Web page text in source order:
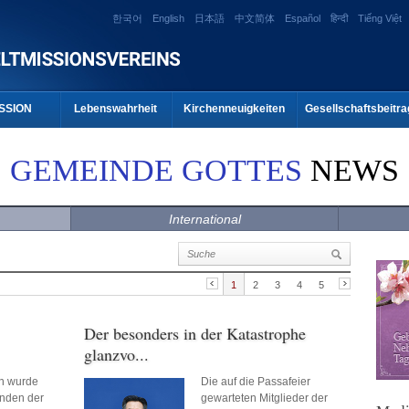
한국어 English 日本語 中文简体 Español हिन्दी Tiếng Việt
Lebenswahrheit Kirchenneuigkeiten
GEMEINDE GOTTES NEWS
International
1 2 3 4 5
wurde
der
Der besonders in der Katastrophe
glanzvo...
Die auf die Passafeier
gewarteten Mitglieder der